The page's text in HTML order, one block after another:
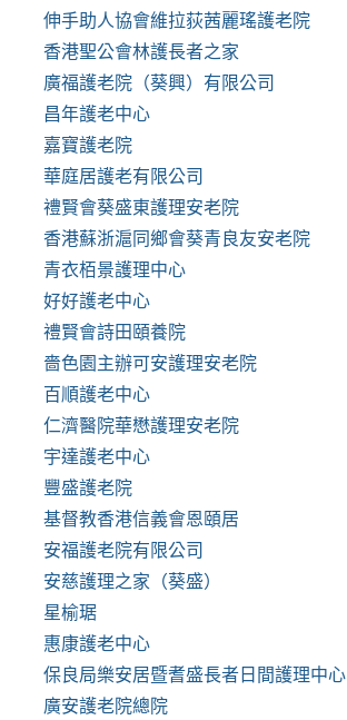
伸手助人協會維拉荻茜麗瑤護老院
香港聖公會林護長者之家
廣福護老院（葵興）有限公司
昌年護老中心
嘉寶護老院
華庭居護老有限公司
禮賢會葵盛東護理安老院
香港蘇浙滬同鄉會葵青良友安老院
青衣栢景護理中心
好好護老中心
禮賢會詩田頤養院
嗇色園主辦可安護理安老院
百順護老中心
仁濟醫院華懋護理安老院
宇達護老中心
豐盛護老院
基督教香港信義會恩頤居
安福護老院有限公司
安慈護理之家（葵盛）
星榆琚
惠康護老中心
保良局樂安居暨耆盛長者日間護理中心
廣安護老院總院